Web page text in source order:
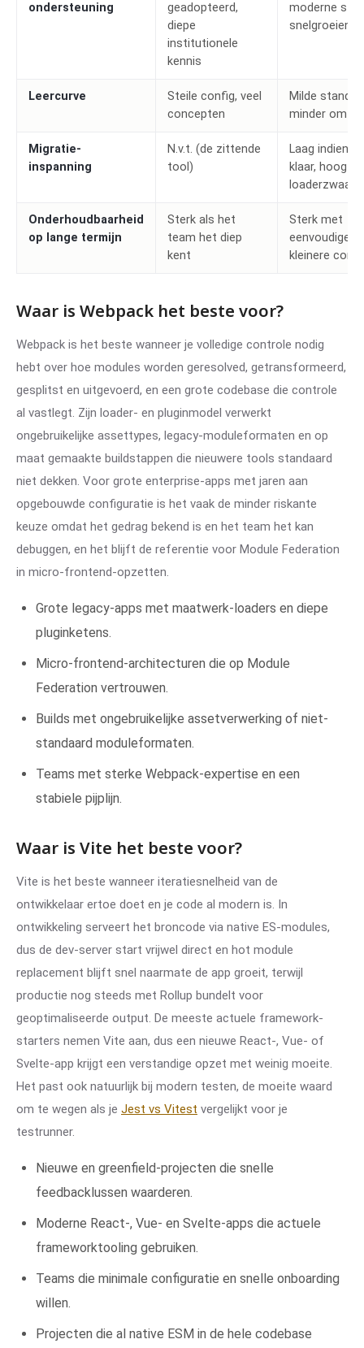
ondersteuning
geadopteerd,
diepe
institutionele
kennis
moderne
snelgroeiend
Leercurve
Steile config, veel
concepten
Milde
minder om te
Migratie-
inspanning
N.v.t. (de zittende
tool)
Laag indien
klaar, hoog
loaderzwaar
Onderhoudbaarheid
op lange termijn
Sterk als het
team het diep
kent
Sterk met
eenvoudigere,
kleinere
Waar is Webpack het beste voor?
Webpack is het beste wanneer je volledige controle nodig
hebt over hoe modules worden geresolved, getransformeerd,
gesplitst en uitgevoerd, en een grote codebase die controle
al vastlegt. Zijn loader- en pluginmodel verwerkt
ongebruikelijke assettypes, legacy-moduleformaten en op
maat gemaakte buildstappen die nieuwere tools standaard
niet dekken. Voor grote enterprise-apps met jaren aan
opgebouwde configuratie is het vaak de minder riskante
keuze omdat het gedrag bekend is en het team het kan
debuggen, en het blijft de referentie voor Module Federation
in micro-frontend-opzetten.
Grote legacy-apps met maatwerk-loaders en diepe
pluginketens.
Micro-frontend-architecturen die op Module
Federation vertrouwen.
Builds met ongebruikelijke assetverwerking of niet-
standaard moduleformaten.
Teams met sterke Webpack-expertise en een
stabiele pijplijn.
Waar is Vite het beste voor?
Vite is het beste wanneer iteratiesnelheid van de
ontwikkelaar ertoe doet en je code al modern is. In
ontwikkeling serveert het broncode via native ES-modules,
dus de dev-server start vrijwel direct en hot module
replacement blijft snel naarmate de app groeit, terwijl
productie nog steeds met Rollup bundelt voor
geoptimaliseerde output. De meeste actuele framework-
starters nemen Vite aan, dus een nieuwe React-, Vue- of
Svelte-app krijgt een verstandige opzet met weinig moeite.
Het past ook natuurlijk bij modern testen, de moeite waard
om te wegen als je Jest vs Vitest vergelijkt voor je
testrunner.
Nieuwe en greenfield-projecten die snelle
feedbacklussen waarderen.
Moderne React-, Vue- en Svelte-apps die actuele
frameworktooling gebruiken.
Teams die minimale configuratie en snelle onboarding
willen.
Projecten die al native ESM in de hele codebase